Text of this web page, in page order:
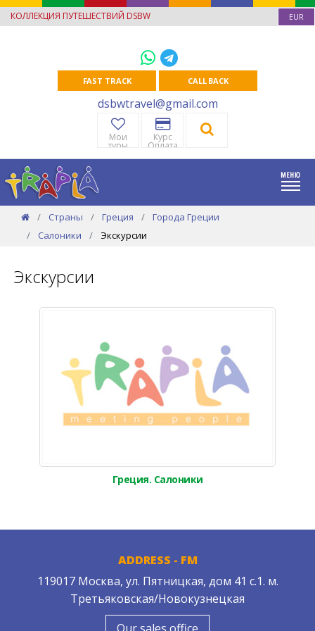
КОЛЛЕКЦИЯ ПУТЕШЕСТВИЙ DSBW EUR
FAST TRACK CALL BACK
dsbwtravel@gmail.com
Мои
туры
Курс
Оплата
Страны Греция
Города Греции
Салоники
Экскурсии
Экскурсии
Греция. Салоники
ADDRESS - FM
119017 Москва, ул. Пятницкая, дом 41 с.1. м.
Третьяковская/Новокузнецкая